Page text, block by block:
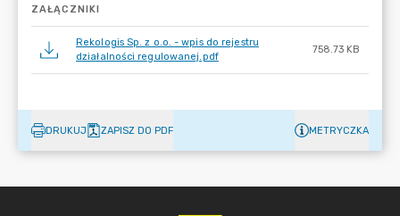
ZAŁĄCZNIKI
Rekologis Sp. z o.o. - wpis do rejestru
działalności regulowanej.pdf
758.73 KB
DRUKUJ ZAPISZ DO PDF METRYCZKA